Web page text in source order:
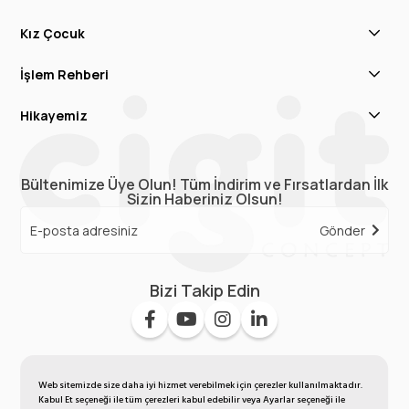
Web sitemizde size daha iyi hizmet verebilmek için çerezler kullanılmaktadır.
Kabul Et seçeneği ile tüm çerezleri kabul edebilir veya Ayarlar seçeneği ile
Kız Çocuk
İşlem Rehberi
Hikayemiz
Bültenimize Üye Olun! Tüm İndirim ve Fırsatlardan İlk
Sizin Haberiniz Olsun!
Gönder
Bizi Takip Edin